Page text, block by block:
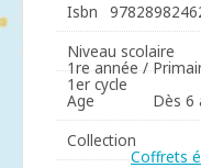
Isbn
Niveau scolaire
1re année /
1er cycle
Age
Dès 6
Collection
Coffrets